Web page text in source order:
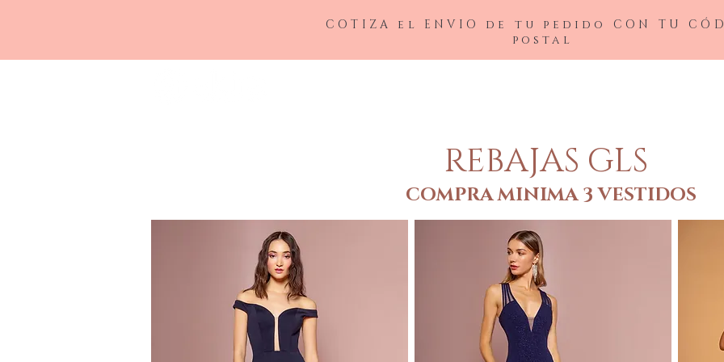
COTIZA el ENVIO de tu pedido CON TU
postal
REBAJAS GLS
COMPRA MINIMA 3 VESTIDOS